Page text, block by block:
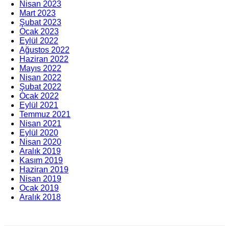
Nisan 2023
Mart 2023
Şubat 2023
Ocak 2023
Eylül 2022
Ağustos 2022
Haziran 2022
Mayıs 2022
Nisan 2022
Şubat 2022
Ocak 2022
Eylül 2021
Temmuz 2021
Nisan 2021
Eylül 2020
Nisan 2020
Aralık 2019
Kasım 2019
Haziran 2019
Nisan 2019
Ocak 2019
Aralık 2018